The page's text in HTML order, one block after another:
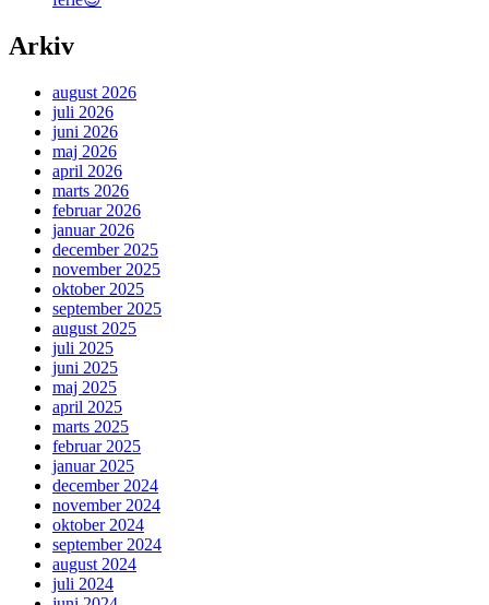
Arkiv
august 2026
juli 2026
juni 2026
maj 2026
april 2026
marts 2026
februar 2026
januar 2026
december 2025
november 2025
oktober 2025
september 2025
august 2025
juli 2025
juni 2025
maj 2025
april 2025
marts 2025
februar 2025
januar 2025
december 2024
november 2024
oktober 2024
september 2024
august 2024
juli 2024